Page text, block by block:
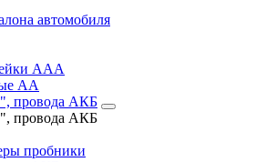
автомобиля
AAA
АА
провода АКБ
провода АКБ
пробники